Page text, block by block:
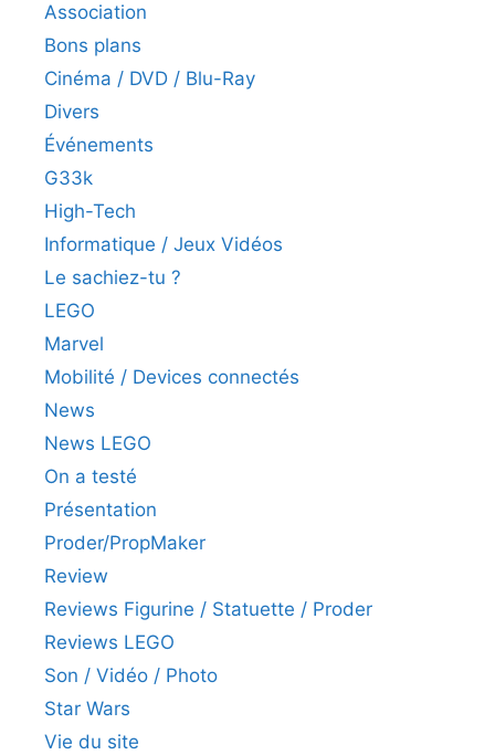
Association
Bons plans
Cinéma / DVD / Blu-Ray
Divers
Événements
G33k
High-Tech
Informatique / Jeux Vidéos
Le sachiez-tu ?
LEGO
Marvel
Mobilité / Devices connectés
News
News LEGO
On a testé
Présentation
Proder/PropMaker
Review
Reviews Figurine / Statuette / Proder
Reviews LEGO
Son / Vidéo / Photo
Star Wars
Vie du site